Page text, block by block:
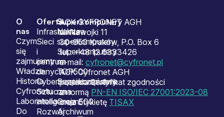
Sitemap
O
nas
Czym
się
zajmujemy
Władze
Historia
Cyfronetu
Laboratoria
Do
Oferta
Infrastruktura
Sieci
i
centrum
danych
Cyberbezpieczeństwo
Sztuczna
inteligencja
Rozwój
Superkomputery
Nasze
superkomputery
Superkomputery
na
TOP500
Superkomputery
na
Green500
Archiwum
ACK CYFRONET AGH
ul. Nawojki 11
30-950 Kraków, P.O. Box 6
tel.: +48 12 6333426
e-mail: cyfronet@cyfronet.pl
ACK Cyfronet AGH
posiada Certyfikat zgodności
z normą PN-EN ISO/IEC 27001:2023-08
oraz Etykietę TISAX